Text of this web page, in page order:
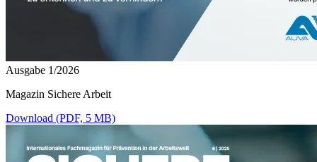
Ausgabe 1/2026
Magazin Sichere Arbeit
Download (PDF, 5 MB)